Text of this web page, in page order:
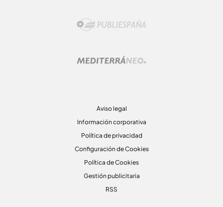
Aviso legal
Información corporativa
Política de privacidad
Configuración de Cookies
Política de Cookies
Gestión publicitaria
RSS